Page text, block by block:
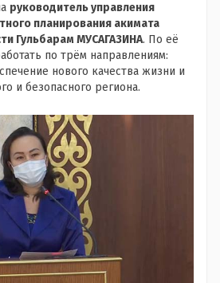
руководитель управления
планирования акимата
Гульбарам МУСАГАЗИНА. По её
по трём направлениям:
нового качества жизни и
и безопасного региона.